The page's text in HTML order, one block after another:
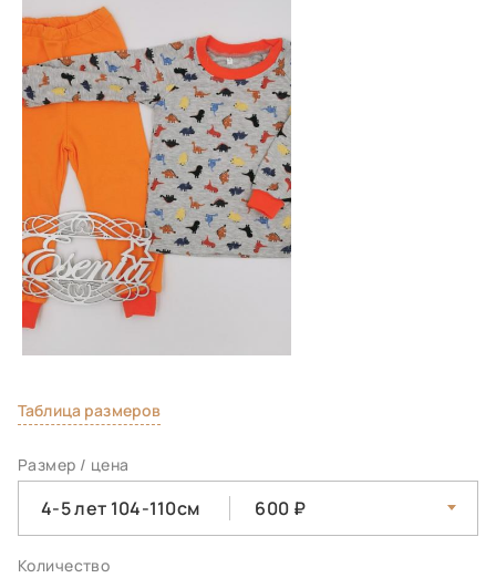
Таблица размеров
Размер / цена
4-5 лет 104-110см 600
Количество